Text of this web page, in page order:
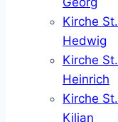
Kirche St.
Hedwig
Kirche St.
Heinrich
Kirche St.
Kilian